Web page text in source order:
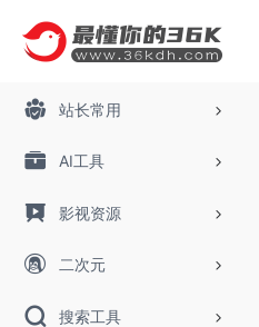
站长常用
AI工具
影视资源
二次元
搜索工具